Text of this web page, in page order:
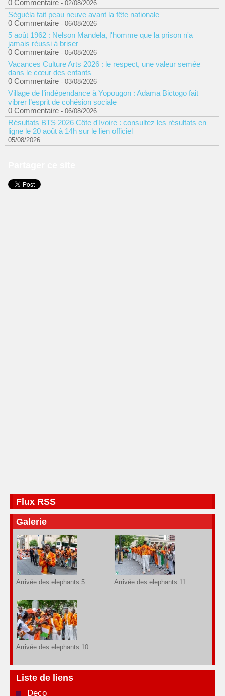
0 Commentaire - 02/08/2026
Séguéla fait peau neuve avant la fête nationale
0 Commentaire - 06/08/2026
5 août 1962 : Nelson Mandela, l'homme que la prison n'a
jamais réussi à briser
0 Commentaire - 05/08/2026
Vacances Culture Arts 2026 : le respect, une valeur semée
dans le cœur des enfants
0 Commentaire - 03/08/2026
Village de l’indépendance à Yopougon : Adama Bictogo fait
vibrer l’esprit de cohésion sociale
0 Commentaire - 06/08/2026
Résultats BTS 2026 Côte d'Ivoire : consultez les résultats en
ligne le 20 août à 14h sur le lien officiel
05/08/2026
Flux RSS
Galerie
Arrivée des elephants 5 Arrivée des elephants 11
Arrivée des elephants 10
Liste de liens
Deco